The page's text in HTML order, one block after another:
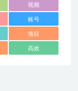
视频
账号
项目
高效